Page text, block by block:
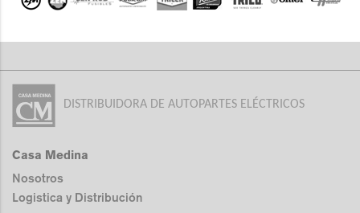
DISTRIBUIDORA DE AUTOPARTES ELÉCTRICOS
Casa Medina
Nosotros
Logistica y Distribución